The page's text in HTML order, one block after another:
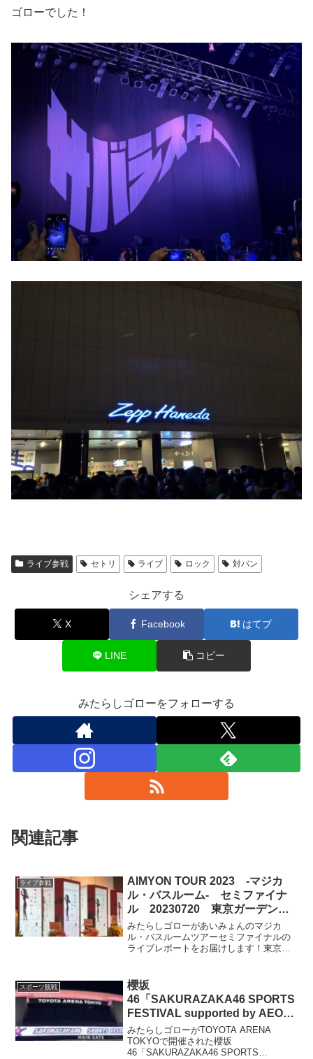
ゴローでした！
ライブ参戦 セトリ ライブ ロック 対バン
シェアする
X Facebook はてブ
LINE コピー
みたらしゴローをフォローする
関連記事
ライブ参戦
AIMYON TOUR 2023 -マジカ
ル・バスルーム- セミファイナ
ル 20230720 東京ガーデンシ
アター
みたらしゴローがあいみょんのマジカ
ル・バスルームツアーセミファイナルの
ライブレポートをお届けします！東京ガ
て特別な瞬間をお楽しみください。音楽
の力と感動をお届けします。
スポーツ観戦
櫻坂
46「SAKURAZAKA46 SPORTS
FESTIVAL supported by AEON
CARD」2026年1月30日＠
TOYOTA ARENA TOKYO
みたらしゴローがTOYOTA ARENA
TOKYOで開催された櫻坂
46「SAKURAZAKA46 SPORTS